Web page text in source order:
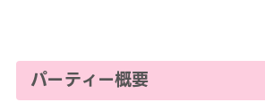
パーティー概要